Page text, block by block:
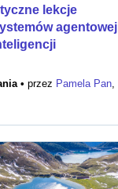
lekcje
agentowej
• przez Pamela Pan,